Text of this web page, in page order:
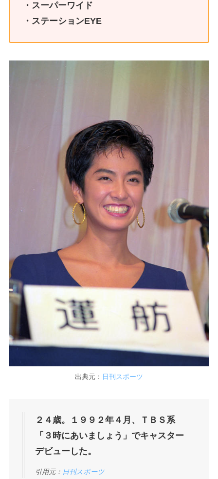
・スーパーワイド
・ステーションEYE
出典元： 日刊スポーツ
２４歳。１９９２年４月、ＴＢＳ系
「３時にあいましょう」でキャスター
デビューした。
引用元： 日刊スポーツ